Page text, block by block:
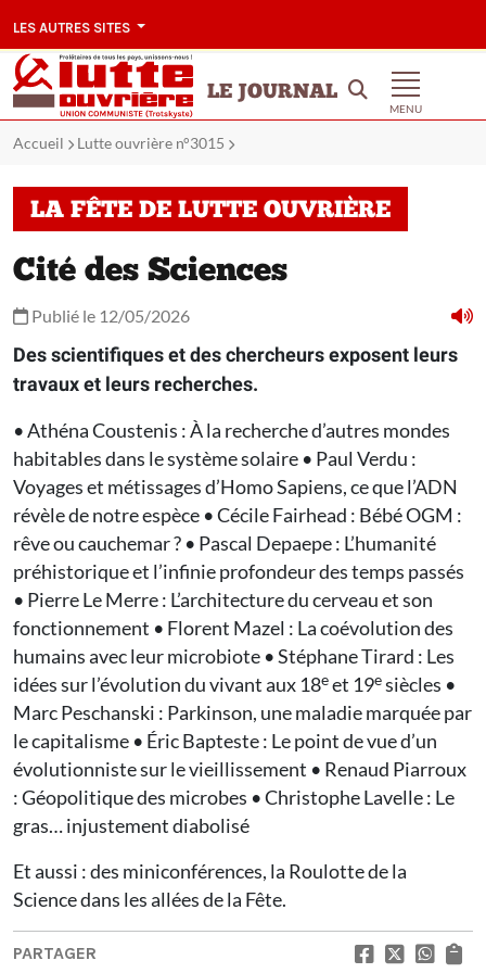
LES AUTRES SITES
LE JOURNAL
MENU
Accueil Lutte ouvrière n°3015
LA FÊTE DE LUTTE OUVRIÈRE
Cité des Sciences
Publié le 12/05/2026
Des scientifiques et des chercheurs exposent leurs
travaux et leurs recherches.
• Athéna Coustenis : À la recherche d’autres mondes
habitables dans le système solaire • Paul Verdu :
Voyages et métissages d’Homo Sapiens, ce que l’ADN
révèle de notre espèce • Cécile Fairhead : Bébé OGM :
rêve ou cauchemar ? • Pascal Depaepe : L’humanité
préhistorique et l’infinie profondeur des temps passés
• Pierre Le Merre : L’architecture du cerveau et son
fonctionnement • Florent Mazel : La coévolution des
humains avec leur microbiote • Stéphane Tirard : Les
idées sur l’évolution du vivant aux 18eet 19esiècles •
Marc Peschanski : Parkinson, une maladie marquée par
le capitalisme • Éric Bapteste : Le point de vue d’un
évolutionniste sur le vieillissement • Renaud Piarroux
: Géopolitique des microbes • Christophe Lavelle : Le
gras… injustement diabolisé
Et aussi : des miniconférences, la Roulotte de la
Science dans les allées de la Fête.
PARTAGER